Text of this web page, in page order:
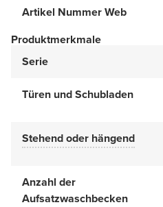
Artikel Nummer Web
Produktmerkmale
Serie
Türen und Schubladen
Stehend oder hängend
Anzahl der
Aufsatzwaschbecken